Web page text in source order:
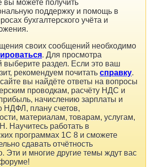
можете получить
поддержку и помощь в
бухгалтерского учёта и
своих сообщений необходимо
. Для просмотра
выберите раздел. Если это ваш
рекомендуем почитать справку.
вы найдёте ответы на вопросы
проводкам, расчёту НДС и
начислению зарплаты и
НДФЛ, плану счетов,
материалам, товарам, услугам,
Научитесь работать в
программах 1С 8 и сможете
сдавать отчётность
Эти и многие другие темы ждут вас